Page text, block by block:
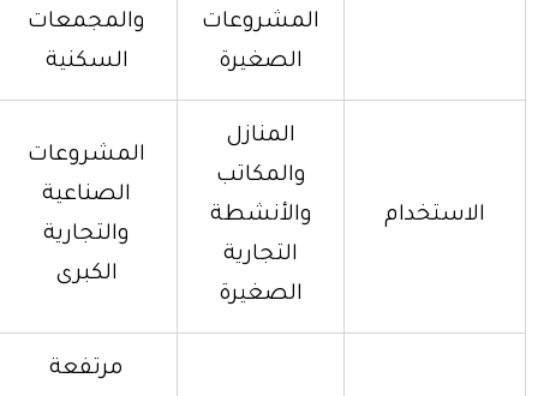
المشروعات
الصغيرة
والمجمعات
السكنية
الاستخدام
المنازل
والمكاتب
والأنشطة
التجارية
الصغيرة
المشروعات
الصناعية
والتجارية
الكبرى
مرتفعة